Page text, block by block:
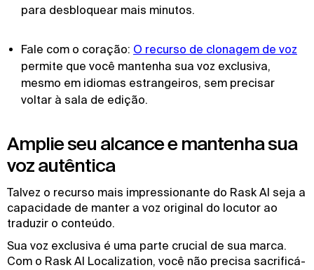
para desbloquear mais minutos.
Fale com o coração: O recurso de clonagem de voz
permite que você mantenha sua voz exclusiva,
mesmo em idiomas estrangeiros, sem precisar
voltar à sala de edição.
Amplie seu alcance e mantenha sua
voz autêntica
Talvez o recurso mais impressionante do Rask AI seja a
capacidade de manter a voz original do locutor ao
traduzir o conteúdo.
Sua voz exclusiva é uma parte crucial de sua marca.
Com o Rask AI Localization, você não precisa sacrificá-